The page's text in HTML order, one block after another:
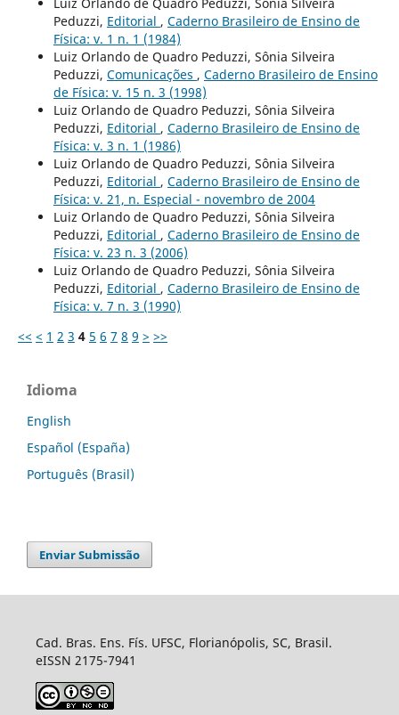
Peduzzi, Editorial , Caderno Brasileiro de Ensino de
Física: v. 1 n. 1 (1984)
Luiz Orlando de Quadro Peduzzi, Sônia Silveira
Peduzzi, Comunicações , Caderno Brasileiro de Ensino
de Física: v. 15 n. 3 (1998)
Luiz Orlando de Quadro Peduzzi, Sônia Silveira
Peduzzi, Editorial , Caderno Brasileiro de Ensino de
Física: v. 3 n. 1 (1986)
Luiz Orlando de Quadro Peduzzi, Sônia Silveira
Peduzzi, Editorial , Caderno Brasileiro de Ensino de
Física: v. 21, n. Especial - novembro de 2004
Luiz Orlando de Quadro Peduzzi, Sônia Silveira
Peduzzi, Editorial , Caderno Brasileiro de Ensino de
Física: v. 23 n. 3 (2006)
Luiz Orlando de Quadro Peduzzi, Sônia Silveira
Peduzzi, Editorial , Caderno Brasileiro de Ensino de
Física: v. 7 n. 3 (1990)
<< < 1 2 3 4 5 6 7 8 9 > >>
Idioma
English
Español (España)
Português (Brasil)
Enviar Submissão
Cad. Bras. Ens. Fís. UFSC, Florianópolis, SC, Brasil.
eISSN 2175-7941